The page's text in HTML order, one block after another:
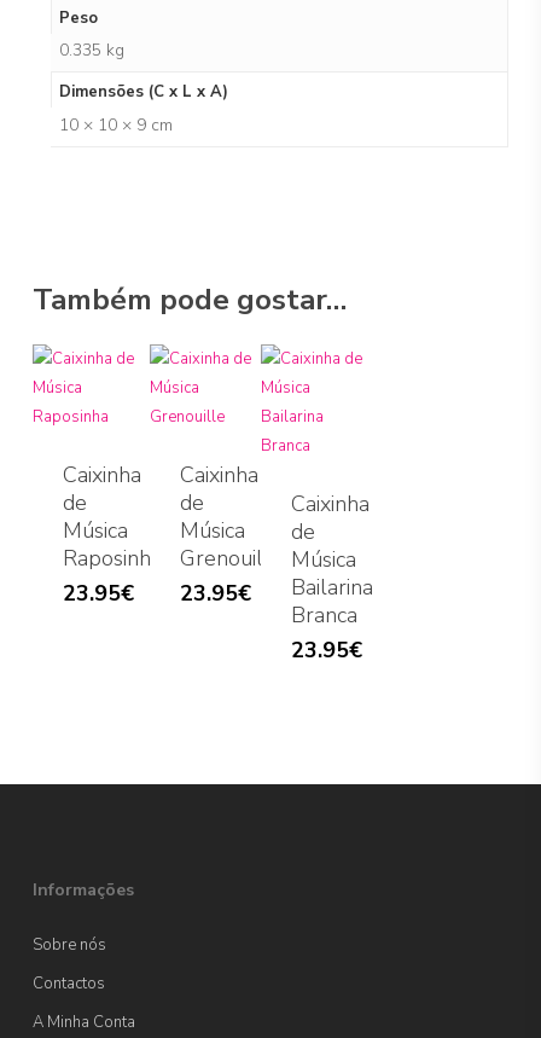
Peso
0.335 kg
Dimensões (C x L x A)
10 × 10 × 9 cm
Também pode gostar…
Caixinha
de
Música
Raposinha
23.95€
Caixinha
de
Música
Grenouille
23.95€
Caixinha
de
Música
Bailarina
Branca
23.95€
Informações
Sobre nós
Contactos
A Minha Conta